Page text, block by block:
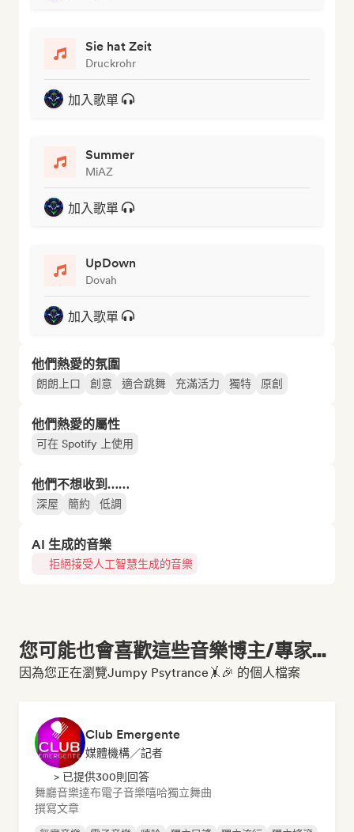
Sie hat Zeit
Druckrohr
加入歌單
Summer
MiAZ
加入歌單
UpDown
Dovah
加入歌單
他們熱愛的氛圍
朗朗上口 創意 適合跳舞 充滿活力 獨特 原創
他們熱愛的屬性
可在 Spotify 上使用
他們不想收到……
深屋 簡約 低調
AI 生成的音樂
拒絕接受人工智慧生成的音樂
您可能也會喜歡這些音樂博主/專家...
因為您正在瀏覽Jumpy Psytrance🤸🎉 的個人檔案
Club Emergente
媒體機構／記者
> 已提供300則回答
舞廳音樂達布電子音樂嘻哈獨立舞曲
撰寫文章